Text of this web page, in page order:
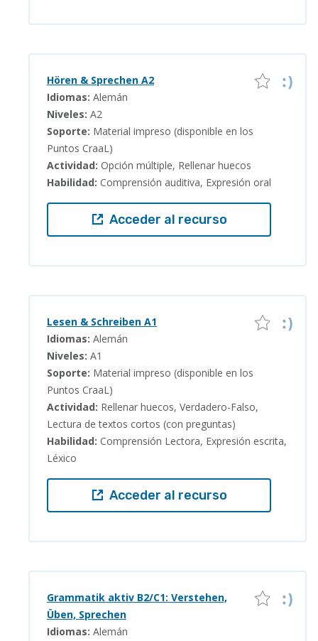
Hören & Sprechen A2
Idiomas: Alemán
Niveles: A2
Soporte: Material impreso (disponible en los
Puntos CraaL)
Actividad: Opción múltiple, Rellenar huecos
Habilidad: Comprensión auditiva, Expresión oral
Acceder al recurso
Lesen & Schreiben A1
Idiomas: Alemán
Niveles: A1
Soporte: Material impreso (disponible en los
Puntos CraaL)
Actividad: Rellenar huecos, Verdadero-Falso,
Lectura de textos cortos (con preguntas)
Habilidad: Comprensión Lectora, Expresión escrita,
Léxico
Acceder al recurso
Grammatik aktiv B2/C1: Verstehen,
Üben, Sprechen
Idiomas: Alemán